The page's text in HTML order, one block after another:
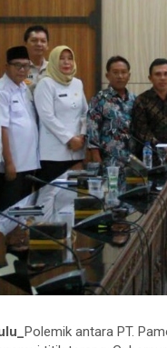
Polemik antara PT.